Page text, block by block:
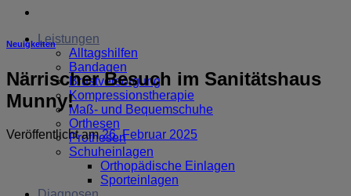
Leistungen
Alltagshilfen
Bandagen
Brustversorgung
Kompressionstherapie
Maß- und Bequemschuhe
Orthesen
Prothesen
Schuheinlagen
Orthopädische Einlagen
Sporteinlagen
Neuigkeiten
Närrischer Besuch im Sanitätshaus
Munny!
Veröffentlicht am26. Februar 2025